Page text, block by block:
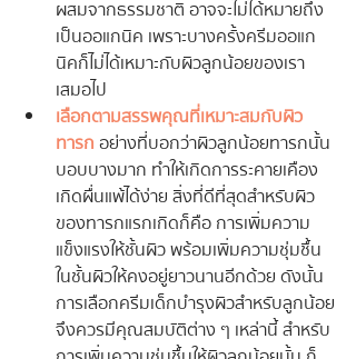
ผสมจากธรรมชาติ อาจจะไม่ได้หมายถึง
เป็นออแกนิค เพราะบางครั้งครีมออแก
นิคก็ไม่ได้เหมาะกับผิวลูกน้อยของเรา
เสมอไป
เลือกตามสรรพคุณที่เหมาะสมกับผิว
ทารก อย่างที่บอกว่าผิวลูกน้อยทารกนั้น
บอบบางมาก ทำให้เกิดการระคายเคือง
เกิดผื่นแพ้ได้ง่าย สิ่งที่ดีที่สุดสำหรับผิว
ของทารกแรกเกิดก็คือ การเพิ่มความ
แข็งแรงให้ชั้นผิว พร้อมเพิ่มความชุ่มชื้น
ในชั้นผิวให้คงอยู่ยาวนานอีกด้วย ดังนั้น
การเลือกครีมเด็กบำรุงผิวสำหรับลูกน้อย
จึงควรมีคุณสมบัติต่าง ๆ เหล่านี้ สำหรับ